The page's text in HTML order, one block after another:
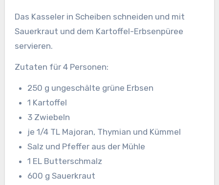
Das Kasseler in Scheiben schneiden und mit
Sauerkraut und dem Kartoffel-Erbsenpüree
servieren.
Zutaten für 4 Personen:
250 g ungeschälte grüne Erbsen
1 Kartoffel
3 Zwiebeln
je 1/4 TL Majoran, Thymian und Kümmel
Salz und Pfeffer aus der Mühle
1 EL Butterschmalz
600 g Sauerkraut